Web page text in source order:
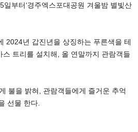
부터‘경주엑스포대공원 겨울밤 별빛산
2024년 갑진년을 상징하는 푸른색을 테
트리를 설치해, 올 연말까지 관람객들
불을 밝혀, 관람객들에게 즐거운 추억
선물 한다.